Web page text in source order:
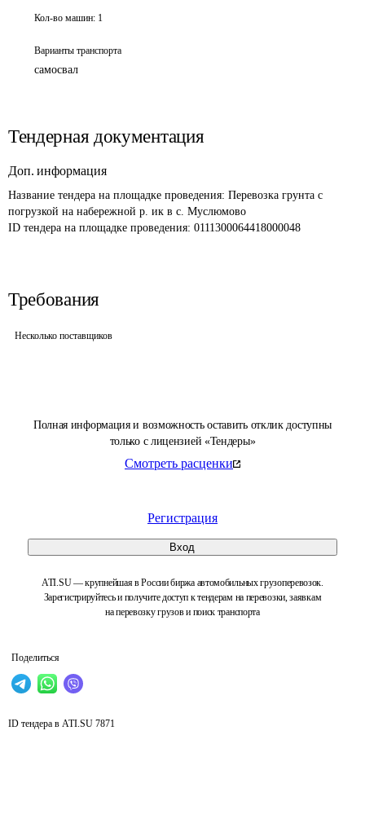
Полная информация и возможность оставить отклик доступны
только с лицензией «Тендеры»
Смотреть расценки
Регистрация
Вход
ATI.SU — крупнейшая в России биржа автомобильных грузоперевозок.
Зарегистрируйтесь и получите доступ к тендерам на перевозки, заявкам
на перевозку грузов и поиск транспорта
Поделиться
Кол-во машин: 1
Варианты транспорта
самосвал
Тендерная документация
Доп. информация
Название тендера на площадке проведения: Перевозка грунта с
погрузкой на набережной р. ик в с. Муслюмово
ID тендера на площадке проведения: 0111300064418000048
Требования
Несколько поставщиков
ID тендера в ATI.SU 7871